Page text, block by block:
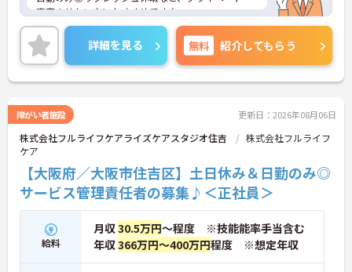
充実させたい方におすすめです♪
ご興味のある方は、マイナビ介護職までお問い合わ
せください。詳細を見る 無料 紹介してもらう
障がい者施設 更新日：2026年08月06日
株式会社フルライフケアライズケアスタジオ住吉
株式会社フルライフ
ケア
【大阪府／大阪市住吉区】土日休み＆日勤のみ◎
サービス管理責任者の募集♪＜正社員＞
給料
月収30.5万円～程度 ※技能能率手当含む
年収366万円～400万円程度 ※想定年収